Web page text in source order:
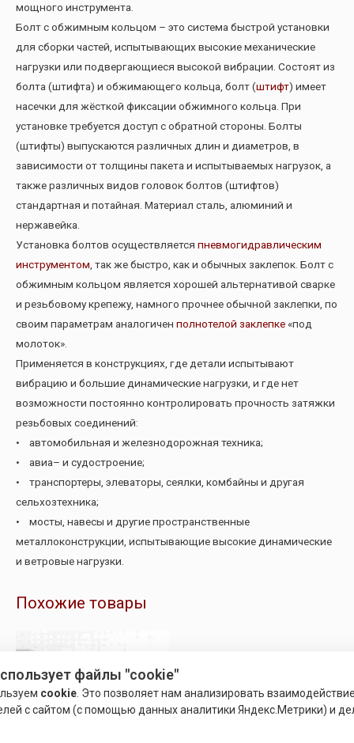
мощного инструмента.
Болт с обжимным кольцом – это система быстрой установки
для сборки частей, испытывающих высокие механические
нагрузки или подвергающиеся высокой вибрации. Состоят из
болта (штифта) и обжимающего кольца, болт (штифт) имеет
насечки для жёсткой фиксации обжимного кольца. При
установке требуется доступ с обратной стороны. Болты
(штифты) выпускаются различных длин и диаметров, в
зависимости от толщины пакета и испытываемых нагрузок, а
также различных видов головок болтов (штифтов)
стандартная и потайная. Материал сталь, алюминий и
нержавейка.
Установка болтов осуществляется пневмогидравлическим
инструментом , так же быстро, как и обычных заклепок. Болт с
обжимным кольцом является хорошей альтернативой сварке
и резьбовому крепежу, намного прочнее обычной заклепки, по
своим параметрам аналогичен полнотелой заклепке«под
молоток».
Применяется в конструкциях, где детали испытывают
вибрацию и большие динамические нагрузки, и где нет
возможности постоянно контролировать прочность затяжки
резьбовых соединений:
• автомобильная и железнодорожная техника;
• авиа– и судостроение;
• транспортеры, элеваторы, сеялки, комбайны и другая
сельхозтехника;
• мосты, навесы и другие пространственные
металлоконструкции, испытывающие высокие динамические
и ветровые нагрузки.
Похожие товары
файлы "cookie"
cookie . Это позволяет нам анализировать
с сайтом (с помощью данных аналитики Яндекс.Метрики) и